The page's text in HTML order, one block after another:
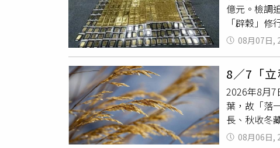
打造令人難
人顯得很
寒舍艾美酒
總統、時
東亮等政
樣備受矚目
送賓客，每
社群平台公
椅子，看到
貼心舉動讓
億元。檢調
「辟穀」
指出，李世
人介紹加
同加入，
道資糧」，
現陳昱瑄經
室，掀開榻
則堆滿鮑魚
空樹庫房」
08月07日,
8／7「
2026年8月7
葉，故「落
長、秋收冬
當開始做好
08月06日,